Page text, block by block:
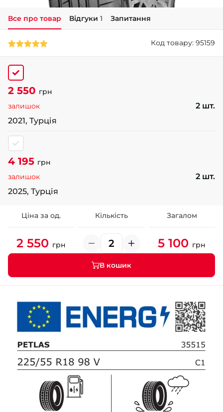
+38 (050)-911-911-2
+38 (099)-643-33-77
Все про товар Відгуки 1 Запитання
Код товару: 95159
2 550 грн
залишок
2 шт.
2021, Турція
4 195 грн
залишок
2 шт.
2025, Турція
Ціна за од. Кількість Загалом
2 550 грн 5 100 грн
В кошик